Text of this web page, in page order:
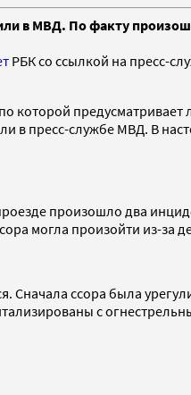
в МВД. По факту
РБК со ссылкой на пресс-
которой
в пресс-службе МВД. В
произошло два
могла произойти из-за
Сначала ссора была
с